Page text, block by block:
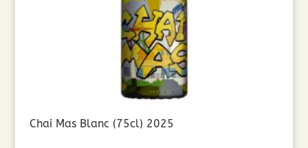
Chai Mas Blanc (75cl) 2025